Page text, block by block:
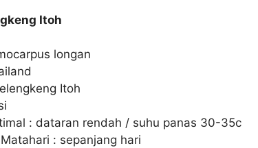
Itoh
longan
Itoh
: dataran rendah / suhu panas 30-35c
: sepanjang hari